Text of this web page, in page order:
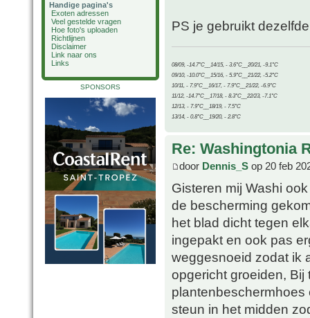
Handige pagina's
Exoten adressen
Veel gestelde vragen
Hoe foto's uploaden
Richtlijnen
Disclaimer
Link naar ons
Links
SPONSORS
PS je gebruikt
08/09, -14.7°C__14/15, - 3.6°C__20/21, -9.1°C
09/10, -10.0°C__15/16, - 5.9°C__21/22, -5.2°C
10/11, - 7.9°C__16/17, - 7.9°C__21/22, -6.9°C
11/12, -14.7°C__17/18, - 8.3°C__22/23, -7.1°C
12/13, - 7.9°C__18/19, - 7.5°C
13/14, - 0.8°C__19/20, - 2.8°C
Re: Washingtonia
door Dennis_S op 20 feb
Gisteren mij Washi
de bescherming
het blad dicht tegen
ingepakt en ook pas
weggesnoeid zodat ik
opgericht groeiden,
steun in het midden